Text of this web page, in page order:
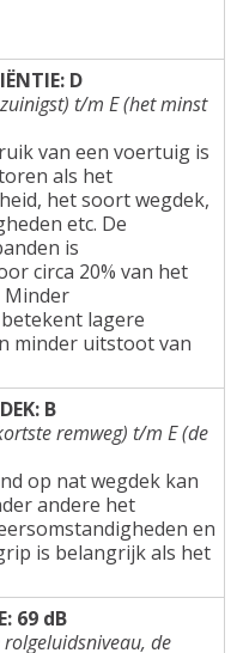
D
t/m E (het minst
van een voertuig is
als het
het soort wegdek,
etc. De
is
circa 20% van het
lagere
minder uitstoot van
B
remweg) t/m E (de
op nat wegdek kan
andere het
en
is belangrijk als het
69 dB
de